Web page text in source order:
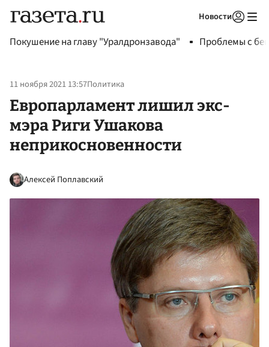
Новости
Покушение на главу "Уралдронзавода" Проблемы с
11 ноября 2021 13:57Политика
Европарламент лишил экс-
мэра Риги Ушакова
неприкосновенности
Алексей Поплавский